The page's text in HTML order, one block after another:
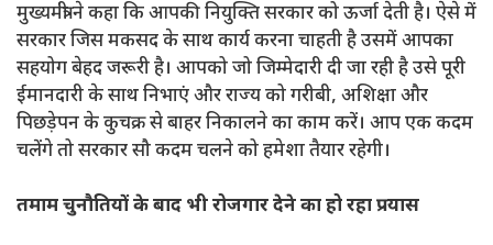
मुख्यमंत्री ने कहा कि आपकी नियुक्ति सरकार को ऊर्जा देती है। ऐसे में
सरकार जिस मकसद के साथ कार्य करना चाहती है उसमें आपका
सहयोग बेहद जरूरी है। आपको जो जिम्मेदारी दी जा रही है उसे पूरी
ईमानदारी के साथ निभाएं और राज्य को गरीबी, अशिक्षा और
पिछड़ेपन के कुचक्र से बाहर निकालने का काम करें। आप एक कदम
चलेंगे तो सरकार सौ कदम चलने को हमेशा तैयार रहेगी।
तमाम चुनौतियों के बाद भी रोजगार देने का हो रहा प्रयास